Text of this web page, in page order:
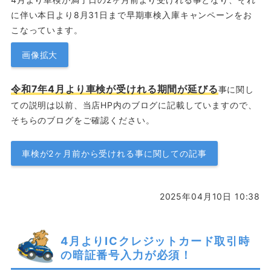
に伴い本日より8月31日まで早期車検入庫キャンペーンをお
こなっています。
画像拡大
令和7年4月より車検が受けれる期間が延びる事に関し
ての説明は以前、当店HP内のブログに記載していますので、
そちらのブログをご確認ください。
車検が2ヶ月前から受けれる事に関しての記事
2025年04月10日 10:38
4月よりICクレジットカード取引時
の暗証番号入力が必須！